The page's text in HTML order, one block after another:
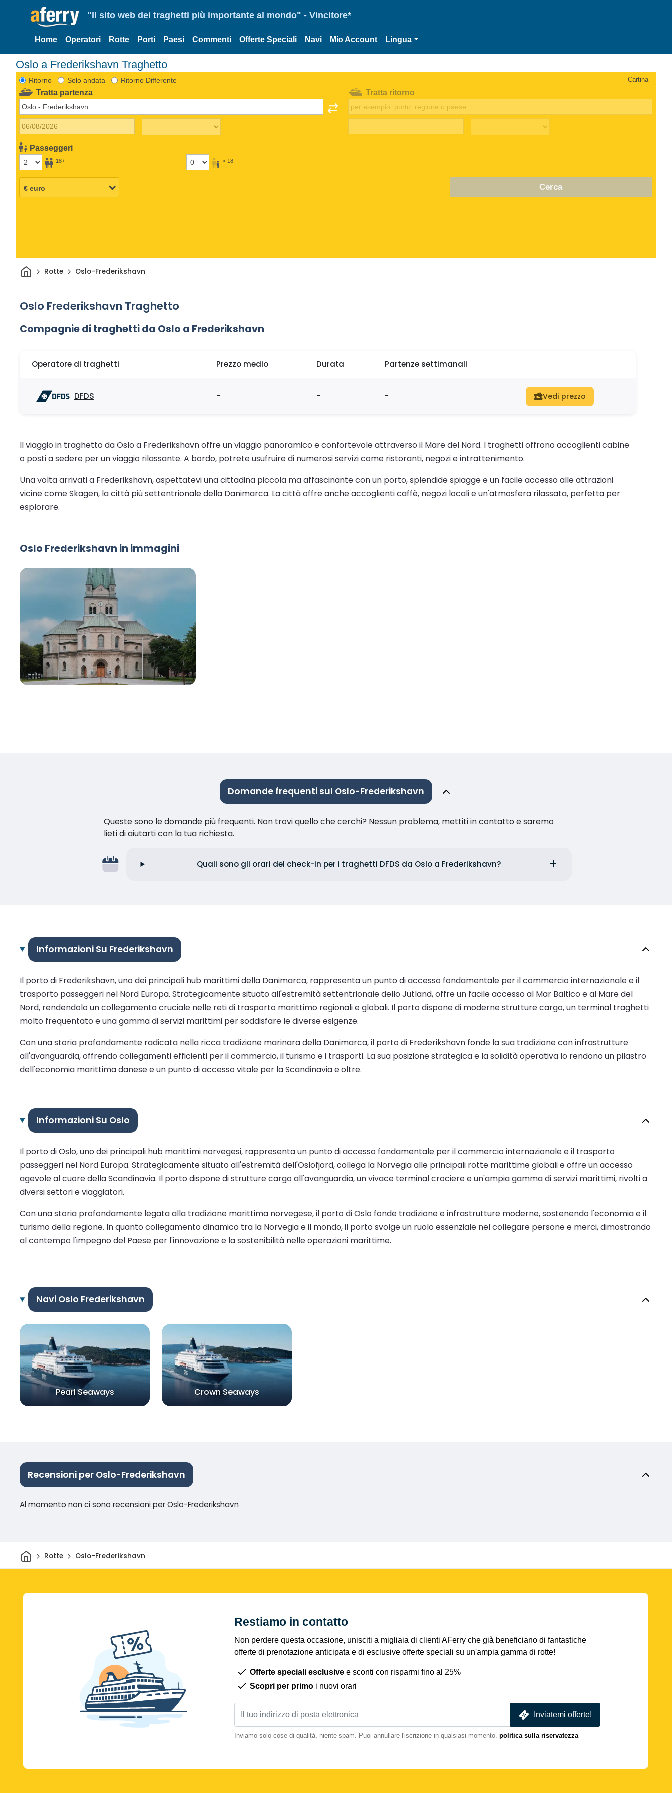
"Il sito web dei traghetti più importante al mondo" - Vincitore*
Home Operatori Rotte Porti Paesi Commenti Offerte Speciali Navi Mio Account Lingua
Oslo a Frederikshavn Traghetto
Ritorno Solo andata Ritorno Differente Cartina
Tratta partenza
Passeggeri
18+ < 18
Tratta ritorno
Cerca
CasaRotte Oslo-Frederikshavn
Oslo Frederikshavn Traghetto
Compagnie di traghetti da Oslo a Frederikshavn
Operatore di traghetti Prezzo medio Durata Partenze settimanali
DFDS - - - Vedi prezzo
Il viaggio in traghetto da Oslo a Frederikshavn offre un viaggio panoramico e confortevole attraverso il Mare del Nord. I traghetti offrono accoglienti cabine
o posti a sedere per un viaggio rilassante. A bordo, potrete usufruire di numerosi servizi come ristoranti, negozi e intrattenimento.
Una volta arrivati a Frederikshavn, aspettatevi una cittadina piccola ma affascinante con un porto, splendide spiagge e un facile accesso alle attrazioni
vicine come Skagen, la città più settentrionale della Danimarca. La città offre anche accoglienti caffè, negozi locali e un'atmosfera rilassata, perfetta per
esplorare.
Oslo Frederikshavn in immagini
Domande frequenti sul Oslo-Frederikshavn
Queste sono le domande più frequenti. Non trovi quello che cerchi? Nessun problema, mettiti in contatto e saremo
lieti di aiutarti con la tua richiesta.
Quali sono gli orari del check-in per i traghetti DFDS da Oslo a Frederikshavn?
Informazioni Su Frederikshavn
Il porto di Frederikshavn, uno dei principali hub marittimi della Danimarca, rappresenta un punto di accesso fondamentale per il commercio internazionale e il
trasporto passeggeri nel Nord Europa. Strategicamente situato all'estremità settentrionale dello Jutland, offre un facile accesso al Mar Baltico e al Mare del
Nord, rendendolo un collegamento cruciale nelle reti di trasporto marittimo regionali e globali. Il porto dispone di moderne strutture cargo, un terminal traghetti
molto frequentato e una gamma di servizi marittimi per soddisfare le diverse esigenze.
Con una storia profondamente radicata nella ricca tradizione marinara della Danimarca, il porto di Frederikshavn fonde la sua tradizione con infrastrutture
all'avanguardia, offrendo collegamenti efficienti per il commercio, il turismo e i trasporti. La sua posizione strategica e la solidità operativa lo rendono un pilastro
dell'economia marittima danese e un punto di accesso vitale per la Scandinavia e oltre.
Informazioni Su Oslo
Il porto di Oslo, uno dei principali hub marittimi norvegesi, rappresenta un punto di accesso fondamentale per il commercio internazionale e il trasporto
passeggeri nel Nord Europa. Strategicamente situato all'estremità dell'Oslofjord, collega la Norvegia alle principali rotte marittime globali e offre un accesso
agevole al cuore della Scandinavia. Il porto dispone di strutture cargo all'avanguardia, un vivace terminal crociere e un'ampia gamma di servizi marittimi, rivolti a
diversi settori e viaggiatori.
Con una storia profondamente legata alla tradizione marittima norvegese, il porto di Oslo fonde tradizione e infrastrutture moderne, sostenendo l'economia e il
turismo della regione. In quanto collegamento dinamico tra la Norvegia e il mondo, il porto svolge un ruolo essenziale nel collegare persone e merci, dimostrando
al contempo l'impegno del Paese per l'innovazione e la sostenibilità nelle operazioni marittime.
Navi Oslo Frederikshavn
Pearl Seaways Crown Seaways
Recensioni per Oslo-Frederikshavn
Al momento non ci sono recensioni per Oslo-Frederikshavn
CasaRotte Oslo-Frederikshavn
Restiamo in contatto
Non perdere questa occasione, unisciti a migliaia di clienti AFerry che già beneficiano di fantastiche
offerte di prenotazione anticipata e di esclusive offerte speciali su un'ampia gamma di rotte!
Offerte speciali esclusive e sconti con risparmi fino al 25%
Scopri per primo i nuovi orari
Inviatemi offerte!
Inviamo solo cose di qualità, niente spam. Puoi annullare l'iscrizione in qualsiasi momento. politica sulla riservatezza